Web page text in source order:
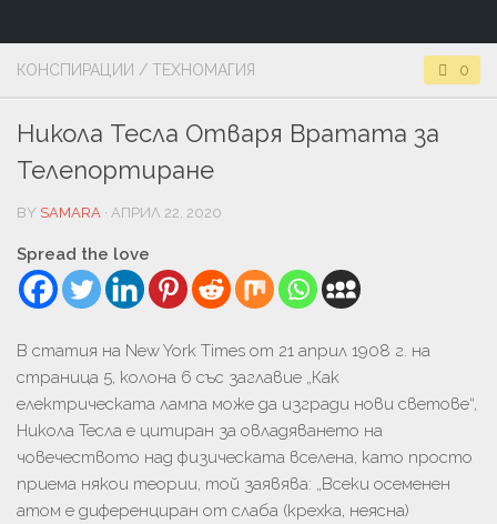
КОНСПИРАЦИИ / ТЕХНОМАГИЯ 0
Никола Тесла Отваря Вратата за
Телепортиране
BY SAMARA · АПРИЛ 22, 2020
Spread the love
В статия на New York Times от 21 април 1908 г. на
страница 5, колона 6 със заглавие „Как
електрическата лампа може да изгради нови светове“,
Никола Тесла е цитиран за овладяването на
човечеството над физическата вселена, като просто
приема някои теории, той заявява: „Всеки осеменен
атом е диференциран от слаба (крехка, неясна)